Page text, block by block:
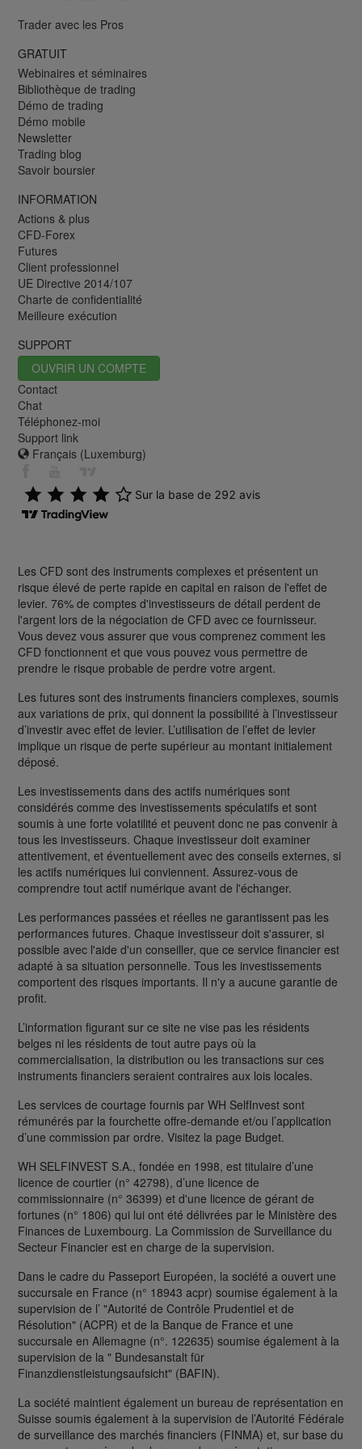
Trader avec les Pros
GRATUIT
Webinaires et séminaires
Bibliothèque de trading
Démo de trading
Démo mobile
Newsletter
Trading blog
Savoir boursier
INFORMATION
Actions & plus
CFD-Forex
Futures
Client professionnel
UE Directive 2014/107
Charte de confidentialité
Meilleure exécution
SUPPORT
OUVRIR UN COMPTE
Contact
Chat
Téléphonez-moi
Support link
Français (Luxemburg)
Les CFD sont des instruments complexes et présentent un
risque élevé de perte rapide en capital en raison de l'effet de
levier. 76% de comptes d'investisseurs de détail perdent de
l'argent lors de la négociation de CFD avec ce fournisseur.
Vous devez vous assurer que vous comprenez comment les
CFD fonctionnent et que vous pouvez vous permettre de
prendre le risque probable de perdre votre argent.
Les futures sont des instruments financiers complexes, soumis
aux variations de prix, qui donnent la possibilité à l’investisseur
d’investir avec effet de levier. L’utilisation de l’effet de levier
implique un risque de perte supérieur au montant initialement
déposé.
Les investissements dans des actifs numériques sont
considérés comme des investissements spéculatifs et sont
soumis à une forte volatilité et peuvent donc ne pas convenir à
tous les investisseurs. Chaque investisseur doit examiner
attentivement, et éventuellement avec des conseils externes, si
les actifs numériques lui conviennent. Assurez-vous de
comprendre tout actif numérique avant de l'échanger.
Les performances passées et réelles ne garantissent pas les
performances futures. Chaque investisseur doit s'assurer, si
possible avec l'aide d'un conseiller, que ce service financier est
adapté à sa situation personnelle. Tous les investissements
comportent des risques importants. Il n'y a aucune garantie de
profit.
L’information figurant sur ce site ne vise pas les résidents
belges ni les résidents de tout autre pays où la
commercialisation, la distribution ou les transactions sur ces
instruments financiers seraient contraires aux lois locales.
Les services de courtage fournis par WH SelfInvest sont
rémunérés par la fourchette offre-demande et/ou l’application
d’une commission par ordre. Visitez la page Budget.
WH SELFINVEST S.A., fondée en 1998, est titulaire d’une
licence de courtier (n° 42798), d’une licence de
commissionnaire (n° 36399) et d'une licence de gérant de
fortunes (n° 1806) qui lui ont été délivrées par le Ministère des
Finances de Luxembourg. La Commission de Surveillance du
Secteur Financier est en charge de la supervision.
Dans le cadre du Passeport Européen, la société a ouvert une
succursale en France (n° 18943 acpr) soumise également à la
supervision de l’ "Autorité de Contrôle Prudentiel et de
Résolution" (ACPR) et de la Banque de France et une
succursale en Allemagne (n°. 122635) soumise également à la
supervision de la " Bundesanstalt für
Finanzdienstleistungsaufsicht" (BAFIN).
La société maintient également un bureau de représentation en
Suisse soumis également à la supervision de l’Autorité Fédérale
de surveillance des marchés financiers (FINMA) et, sur base du